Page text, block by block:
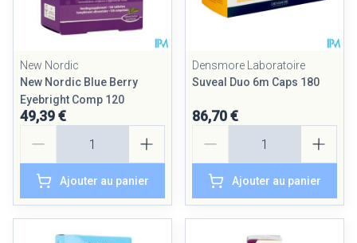
New Nordic
New Nordic Blue Berry
Eyebright Comp 120
49,39 €
Ajouter au panier
Densmore Laboratoire
Suveal Duo 6m Caps 180
86,70 €
Ajouter au panier